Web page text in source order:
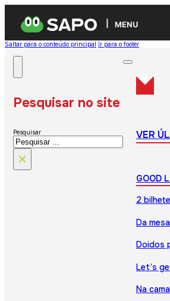
MENU
Saltar para o conteúdo principal Ir para o footer
Pesquisar no site
Pesquisar
×
VER
GOOD
2
Da
Doidos
Let’s
Na